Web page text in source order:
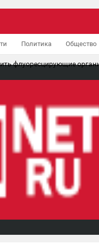
Политика Общество
флуоресцирующие